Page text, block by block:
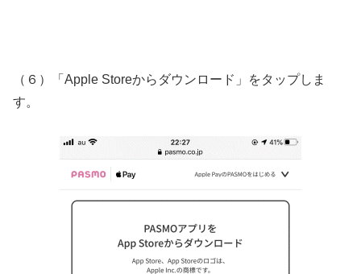
（６）「Apple Storeからダウンロード」をタップしま
す。